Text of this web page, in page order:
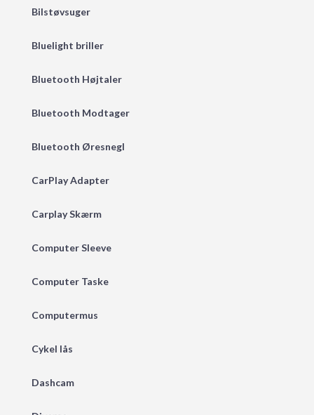
Bilstøvsuger
Bluelight briller
Bluetooth Højtaler
Bluetooth Modtager
Bluetooth Øresnegl
CarPlay Adapter
Carplay Skærm
Computer Sleeve
Computer Taske
Computermus
Cykel lås
Dashcam